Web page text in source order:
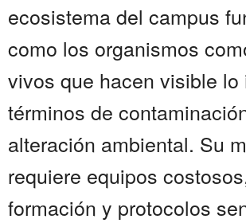
ecosistema del campus
como los organismos
vivos que hacen visible
términos de
alteración ambiental. Su
requiere equipos
formación y protocolos